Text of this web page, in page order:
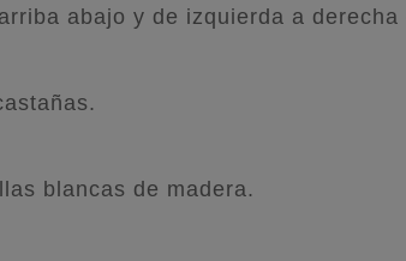
abajo y de izquierda a derecha
blancas de madera.